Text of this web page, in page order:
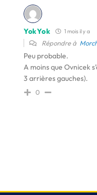
YokYok 1 mois il y a
Répondre à
Peu probable.
A moins que Ovnicek
3 arrières gauches).
0